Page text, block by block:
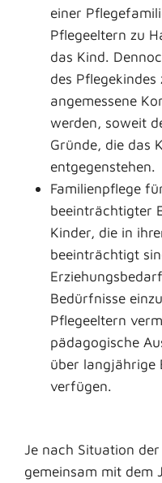
einer
Pflegeeltern zu
das Kind.
des
angemessene
werden, soweit
Gründe, die das
entgegenstehen.
Familienpflege
beeinträchtigter
Kinder, die in
beeinträchtigt
Bedürfnisse
Pflegeeltern
pädagogische
über langjährige
verfügen.
Je nach Situation
gemeinsam mit dem